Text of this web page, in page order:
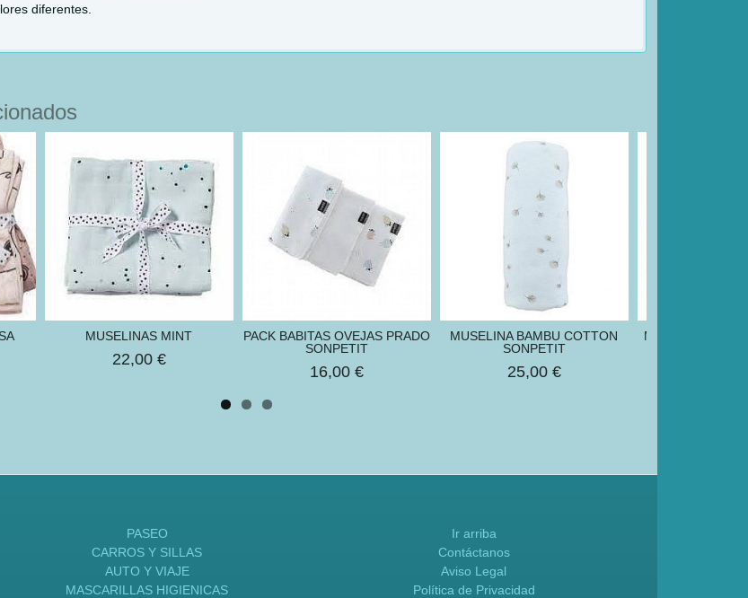
diferentes.
MUSELINAS MINT
22,00 €
PACK BABITAS OVEJAS PRADO
SONPETIT
16,00 €
MUSELINA BAMBU COTTON
SONPETIT
25,00 €
MUSELINA
PASEO
CARROS Y SILLAS
AUTO Y VIAJE
MASCARILLAS HIGIENICAS
Ir arriba
Contáctanos
Aviso Legal
Política de Privacidad